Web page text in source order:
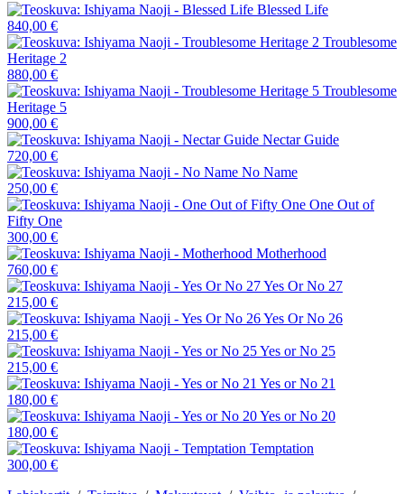
Blessed Life
840,00 €
Troublesome
Heritage 2
880,00 €
Troublesome
Heritage 5
900,00 €
Nectar Guide
720,00 €
No Name
250,00 €
One Out of
Fifty One
300,00 €
Motherhood
760,00 €
Yes Or No 27
215,00 €
Yes Or No 26
215,00 €
Yes or No 25
215,00 €
Yes or No 21
180,00 €
Yes or No 20
180,00 €
Temptation
300,00 €